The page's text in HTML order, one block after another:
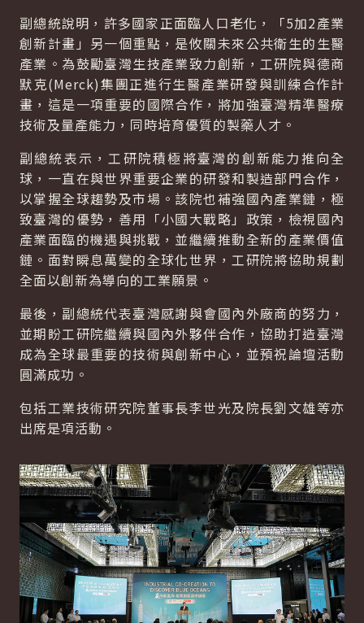
副總統說明，許多國家正面臨人口老化，「5加2產業
創新計畫」另一個重點，是攸關未來公共衛生的生醫
產業。為鼓勵臺灣生技產業致力創新，工研院與德商
默克(Merck)集團正進行生醫產業研發與訓練合作計
畫，這是一項重要的國際合作，將加強臺灣精準醫療
技術及量產能力，同時培育優質的製藥人才。
副總統表示，工研院積極將臺灣的創新能力推向全
球，一直在與世界重要企業的研發和製造部門合作，
以掌握全球趨勢及市場。該院也補強國內產業鏈，極
致臺灣的優勢，善用「小國大戰略」政策，檢視國內
產業面臨的機遇與挑戰，並繼續推動全新的產業價值
鏈。面對瞬息萬變的全球化世界，工研院將協助規劃
全面以創新為導向的工業願景。
最後，副總統代表臺灣感謝與會國內外廠商的努力，
並期盼工研院繼續與國內外夥伴合作，協助打造臺灣
成為全球最重要的技術與創新中心，並預祝論壇活動
圓滿成功。
包括工業技術研究院董事長李世光及院長劉文雄等亦
出席是項活動。